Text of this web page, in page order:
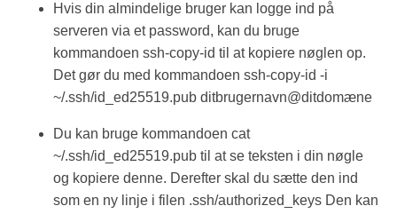
Hvis din almindelige bruger kan logge ind på
serveren via et password, kan du bruge
kommandoen ssh-copy-id til at kopiere nøglen op.
Det gør du med kommandoen ssh-copy-id -i
~/.ssh/id_ed25519.pub ditbrugernavn@ditdomæne
Du kan bruge kommandoen cat
~/.ssh/id_ed25519.pub til at se teksten i din nøgle
og kopiere denne. Derefter skal du sætte den ind
som en ny linje i filen .ssh/authorized_keys Den kan